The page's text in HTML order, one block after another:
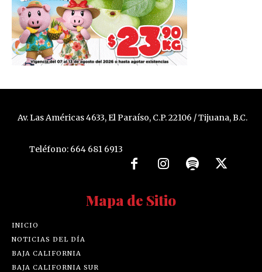
Av. Las Américas 4633, El Paraíso, C.P. 22106 / Tijuana, B.C.
Teléfono: 664 681 6913
Mapa de Sitio
INICIO
NOTICIAS DEL DÍA
BAJA CALIFORNIA
BAJA CALIFORNIA SUR